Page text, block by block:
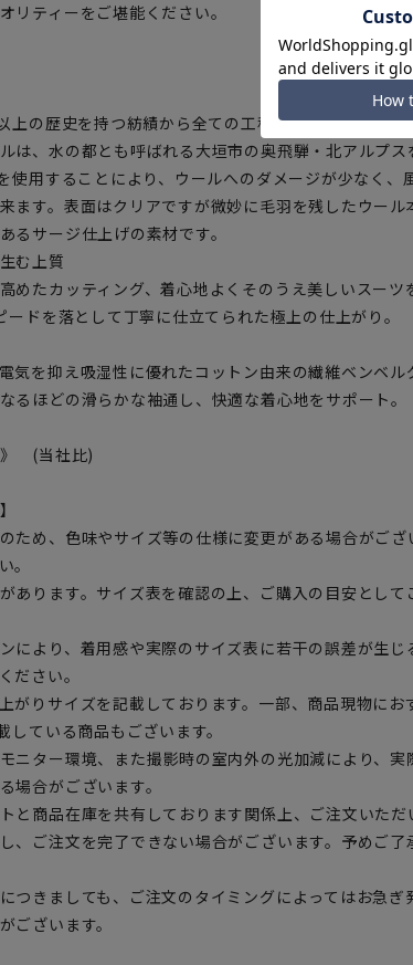
リティーをご堪能ください。
上の歴史を持つ紡績から全ての工程を自社で行う一貫
は、水の都とも呼ばれる大垣市の奥飛騨・北アルプス
使用することにより、ウールへのダメージが少なく、
ます。表面はクリアですが微妙に毛羽を残したウール
るサージ仕上げの素材です。
む上質
めたカッティング、着心地よくそのうえ美しいスーツ
ドを落として丁寧に仕立てられた極上の仕上がり。
気を抑え吸湿性に優れたコットン由来の繊維ベンベル
るほどの滑らかな袖通し、快適な着心地をサポート。
》 (当社比)
ため、色味やサイズ等の仕様に変更がある場合がござ
。
あります。サイズ表を確認の上、ご購入の目安として
により、着用感や実際のサイズ表に若干の誤差が生じ
ださい。
がりサイズを記載しております。一部、商品現物にお
ている商品もございます。
ニター環境、また撮影時の室内外の光加減により、実
場合がございます。
と商品在庫を共有しております関係上、ご注文いただ
、ご注文を完了できない場合がございます。予めご了
つきましても、ご注文のタイミングによってはお急ぎ
ございます。